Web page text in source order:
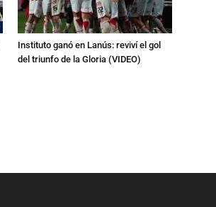
Instituto ganó en Lanús: reviví el gol
del triunfo de la Gloria (VIDEO)